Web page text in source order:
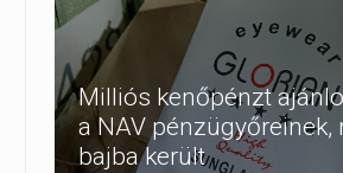
Milliós kenőpénzt
a NAV pénzügyőreinek,
bajba került